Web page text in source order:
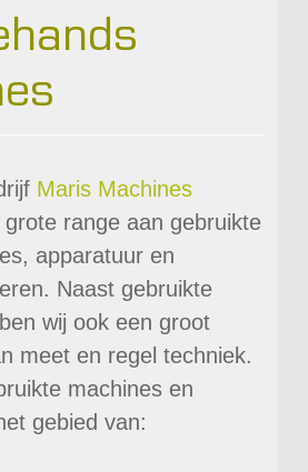
Maris Machines
grote range aan gebruikte
apparatuur en
Naast gebruikte
wij ook een groot
meet en regel techniek.
machines en
gebied van: